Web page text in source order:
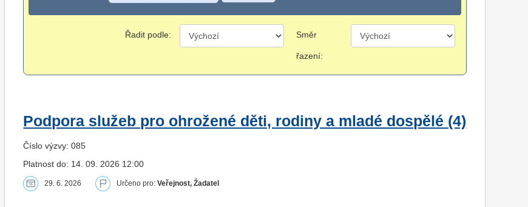
Řadit podle: Směr
řazení:
Podpora služeb pro ohrožené děti, rodiny a mladé dospělé (4)
Číslo výzvy: 085
Platnost do: 14. 09. 2026 12:00
29. 6. 2026 Určeno pro:Veřejnost, Žadatel